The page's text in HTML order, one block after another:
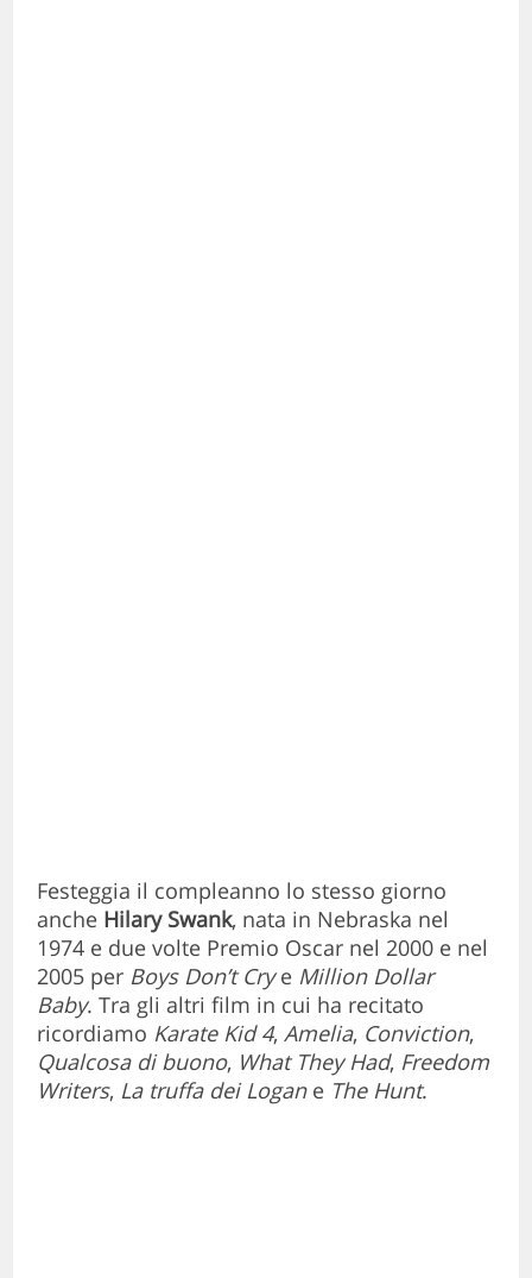
Festeggia il compleanno lo stesso giorno
anche Hilary Swank, nata in Nebraska nel
1974 e due volte Premio Oscar nel 2000 e nel
2005 per Boys Don’t Crye Million Dollar
Baby. Tra gli altri film in cui ha recitato
ricordiamo Karate Kid 4, Amelia, Conviction,
Qualcosa di buono, What They Had, Freedom
Writers, La truffa dei Logane The Hunt.